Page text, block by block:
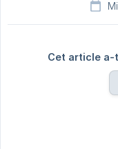
Cet article a-